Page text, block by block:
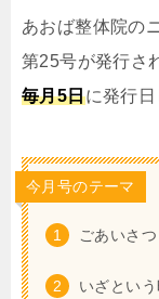
あおば整体院の
第25号が発行さ
毎月5日に発行日
今月号のテーマ
ごあいさつ
いざとい